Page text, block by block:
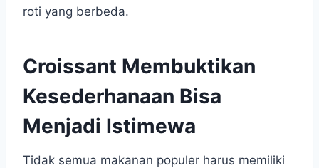
roti yang berbeda.
Croissant Membuktikan
Kesederhanaan Bisa
Menjadi Istimewa
Tidak semua makanan populer harus memiliki